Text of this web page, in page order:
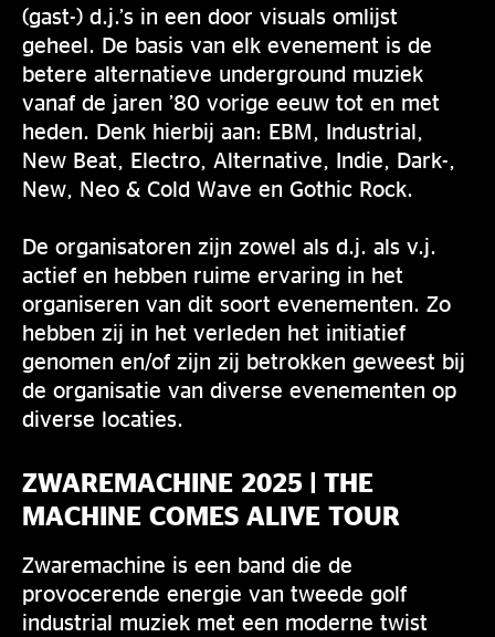
(gast-) d.j.’s in een door visuals omlijst
geheel. De basis van elk evenement is de
betere alternatieve underground muziek
vanaf de jaren ’80 vorige eeuw tot en met
heden. Denk hierbij aan: EBM, Industrial,
New Beat, Electro, Alternative, Indie, Dark-,
New, Neo & Cold Wave en Gothic Rock.
De organisatoren zijn zowel als d.j. als v.j.
actief en hebben ruime ervaring in het
organiseren van dit soort evenementen. Zo
hebben zij in het verleden het initiatief
genomen en/of zijn zij betrokken geweest bij
de organisatie van diverse evenementen op
diverse locaties.
ZWAREMACHINE 2025 | THE
MACHINE COMES ALIVE TOUR
Zwaremachine is een band die de
provocerende energie van tweede golf
industrial muziek met een moderne twist